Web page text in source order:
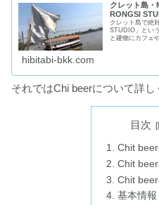
クレット島
RONGSI
クレット島で絶
STUDIO」とい
と建物にカフェ
hibitabi-bkk.com
それではChi beerについて詳し
目次
Chit
Chit
Chit
基本情報